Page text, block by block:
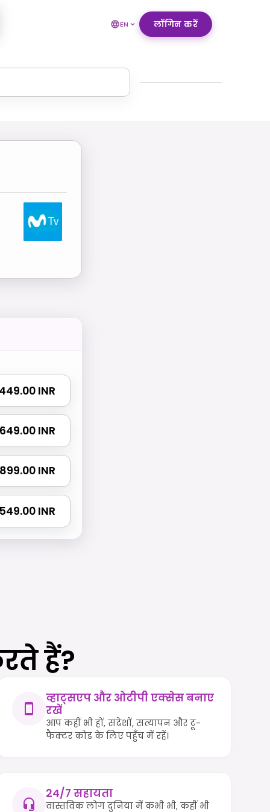
EN लॉगिन करें
₹ 449.00 INR
₹ 649.00 INR
₹ 899.00 INR
1549.00 INR
हैं?
व्हाट्सएप और ओटीपी एक्सेस बनाए
रखें
आप कहीं भी हों, संदेशों, सत्यापन और टू-
फैक्टर कोड के लिए पहुँच में रहें।
24/7 सहायता
वास्तविक लोग दुनिया में कभी भी, कहीं भी